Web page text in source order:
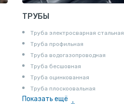
ТРУБЫ
Труба электросварная стальная
Труба профильная
Труба водогазопроводная
Труба бесшовная
Труба оцинкованная
Труба плоскоовальная
Показать ещё